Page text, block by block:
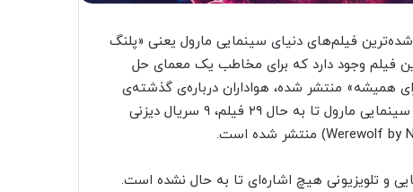
فیلم‌های دنیای سینمایی مارول یعنی «پلنگ
فیلم وجود دارد که برای مخاطب یک معمای حل
همیشه» منتشر شده، هواداران درباره‌ی گذشته‌ی
آتلانتیس و هویت نِیمور سوالاتی در ذهنشان دارند. از جهان سینمایی مارول تا به حال ۲۹ فیلم، ۹ سریال دیزنی
و تلویزیونی هیچ اشاره‌ای تا به حال نشده است.